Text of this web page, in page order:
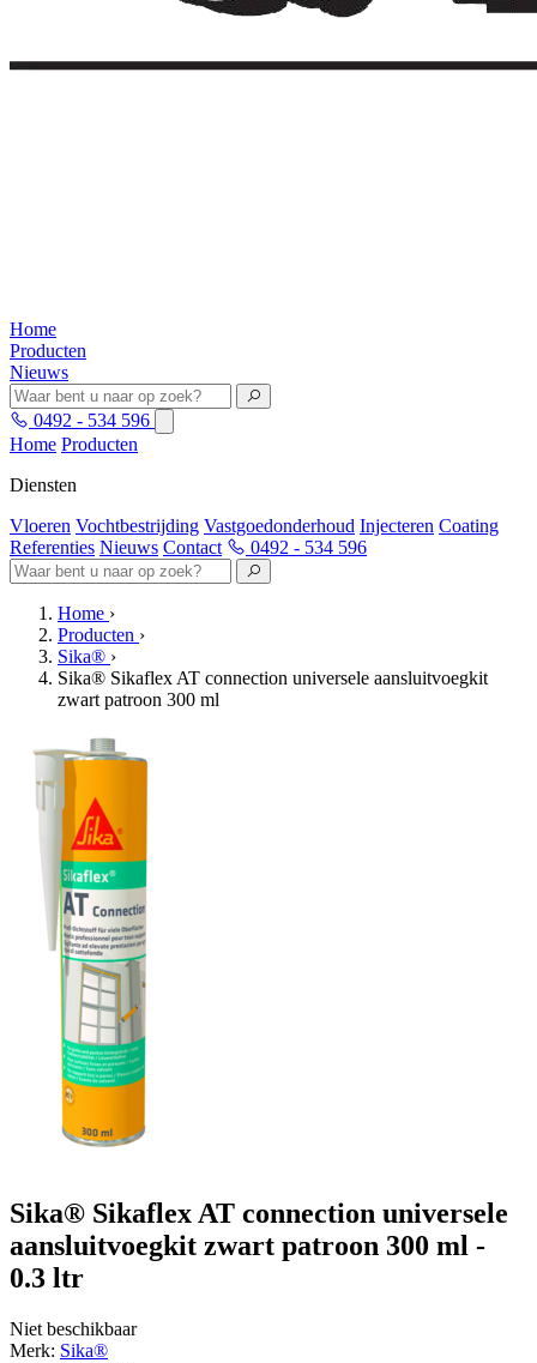
Home
Producten
Nieuws
0492 - 534 596
Home Producten
Diensten
Vloeren Vochtbestrijding Vastgoedonderhoud Injecteren Coating
Referenties Nieuws Contact 0492 - 534 596
Home ›
Producten ›
Sika® ›
Sika® Sikaflex AT connection universele aansluitvoegkit
zwart patroon 300 ml
Sika® Sikaflex AT connection universele
aansluitvoegkit zwart patroon 300 ml -
0.3 ltr
Niet beschikbaar
Merk: Sika®